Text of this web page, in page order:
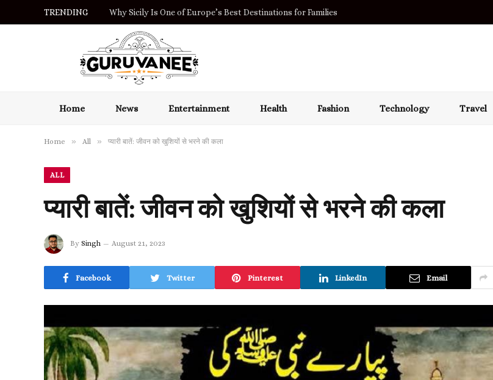
TRENDING Why Sicily Is One of Europe’s Best Destinations for Families
Home News Entertainment Health Fashion Technology Travel
Home » All » प्यारी बातें: जीवन को खुशियों से भरने की कला
ALL
प्यारी बातें: जीवन को खुशियों से भरने की कला
By Singh August 21, 2023
Facebook Twitter Pinterest LinkedIn Email